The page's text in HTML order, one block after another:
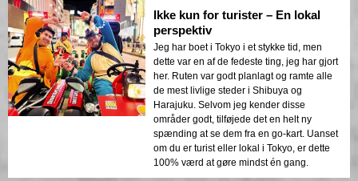
Ikke kun for turister – En lokal
perspektiv
Jeg har boet i Tokyo i et stykke tid, men
dette var en af de fedeste ting, jeg har gjort
her. Ruten var godt planlagt og ramte alle
de mest livlige steder i Shibuya og
Harajuku. Selvom jeg kender disse
områder godt, tilføjede det en helt ny
spænding at se dem fra en go-kart. Uanset
om du er turist eller lokal i Tokyo, er dette
100% værd at gøre mindst én gang.